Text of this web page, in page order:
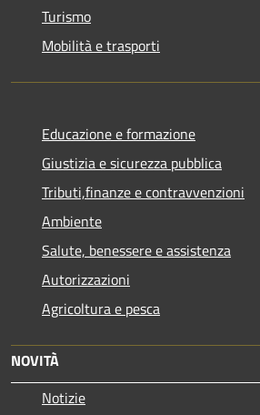
Turismo
Mobilità e trasporti
Educazione e formazione
Giustizia e sicurezza pubblica
Tributi,finanze e contravvenzioni
Ambiente
Salute, benessere e assistenza
Autorizzazioni
Agricoltura e pesca
NOVITÀ
Notizie